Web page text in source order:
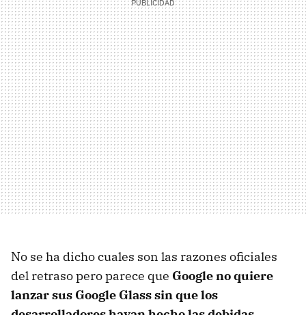
No se ha dicho cuales son las razones oficiales
del retraso pero parece que Google no quiere
lanzar sus Google Glass sin que los